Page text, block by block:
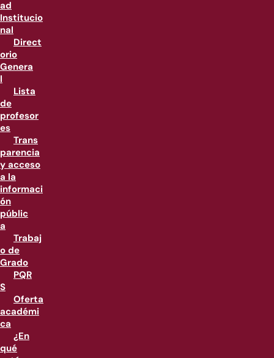
ad
Institucio
nal
Direct
orio
Genera
l
Lista
de
profesor
es
Trans
parencia
y acceso
a la
informaci
ón
públic
a
Trabaj
o de
Grado
PQR
S
Oferta
académi
ca
¿En
qué